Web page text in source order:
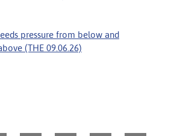
pressure from below and
(THE 09.06.26)